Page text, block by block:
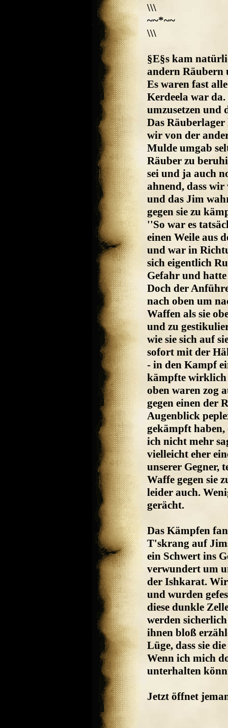
\\\
~~*~~
\\\
§E§s kam
andern Räubern
Es waren fast
Kerdeela war
umzusetzen und
Das
wir von der
Mulde umgab
Räuber zu
sei und ja auch
ahnend, dass
und das Jim
gegen sie zu
''So war es
einen Weile aus
und war in
sich eigentlich
Gefahr und
Doch der
nach oben um
Waffen als sie
und zu
wie sie sich auf
sofort mit der
- in den Kampf
kämpfte wirklich
oben waren zog
gegen einen der
Augenblick
gekämpft
ich nicht mehr
vielleicht eher
unserer Gegner,
Waffe gegen sie
leider auch.
gerächt.
Das Kämpfen
T'skrang auf
ein Schwert ins
verwundert um
der Ishkarat. Wir
und wurden
diese dunkle
werden
ihnen bloß
Lüge, dass sie
Wenn ich mich
unterhalten
Jetzt öffnet